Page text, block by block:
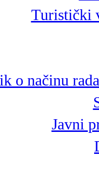
Turistički
o načinu
Javni